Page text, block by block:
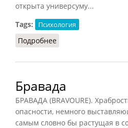
открыта универсуму...
Tags:
Психология
Подробнее
Бравада
БРАВАДА (BRAVOURE).
опасности, немного
самым словно бы растущая в